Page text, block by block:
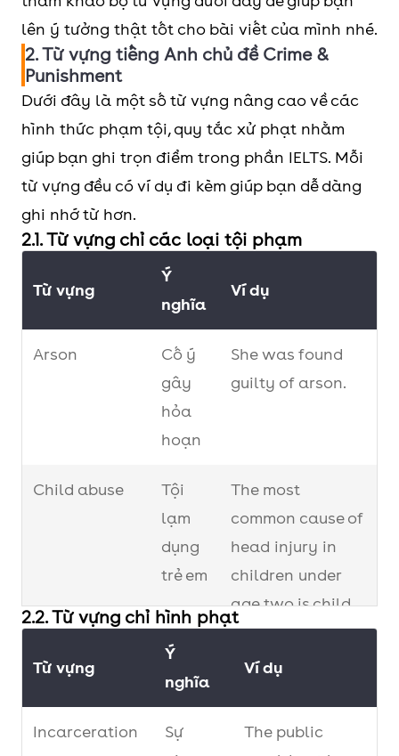
lên ý tưởng thật tốt cho bài viết của mình nhé.
2. Từ vựng tiếng Anh chủ đề Crime &
Punishment
Dưới đây là một số từ vựng nâng cao về các
hình thức phạm tội, quy tắc xử phạt nhằm
giúp bạn ghi trọn điểm trong phần IELTS. Mỗi
từ vựng đều có ví dụ đi kèm giúp bạn dễ dàng
ghi nhớ từ hơn.
2.1. Từ vựng chỉ các loại tội phạm
Từ vựng
Ý
nghĩa
Ví dụ
Arson
Cố ý
gây
hỏa
hoạn
She was found
guilty of arson.
Child abuse
Tội
lạm
dụng
trẻ em
The most
common cause of
head injury in
children under
age two is child
abuse.
Burglary
Tội ăn
trộm
She was accused
of burglary.
2.2. Từ vựng chỉ hình phạt
Từ vựng
Ý
nghĩa
Ví dụ
Incarceration
Sự
The public